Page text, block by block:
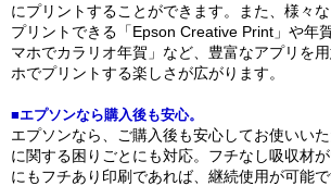
にプリントすることができます。また、様々
プリントできる「Epson Creative Print」や年
マホでカラリオ年賀」など、豊富なアプリを
ホでプリントする楽しさが広がります。
■エプソンなら購入後も安心。
エプソンなら、ご購入後も安心してお使いい
に関する困りごとにも対応。フチなし吸収材
にもフチあり印刷であれば、継続使用が可能